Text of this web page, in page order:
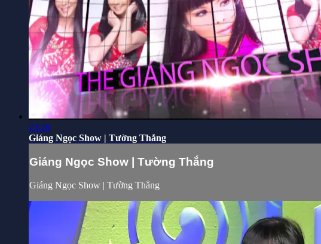
23:26
Giáng Ngọc Show | Tường Thắng
Giáng Ngọc Show | Tường Thắng
Giáng Ngọc Show | Tường Thắng